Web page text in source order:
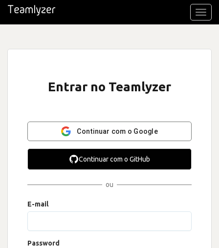
Entrar no Teamlyzer
Continuar com o Google
Continuar com o GitHub
ou
E-mail
Password